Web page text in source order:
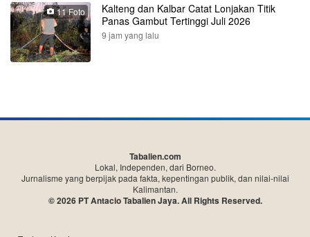
11 Foto
Kalteng dan Kalbar Catat Lonjakan Titik
Panas Gambut Tertinggi Juli 2026
9 jam yang lalu
Tabalien.com
Lokal, Independen, dari Borneo.
Jurnalisme yang berpijak pada fakta, kepentingan publik, dan nilai-nilai
Kalimantan.
© 2026 PT Antacio Tabalien Jaya. All Rights Reserved.